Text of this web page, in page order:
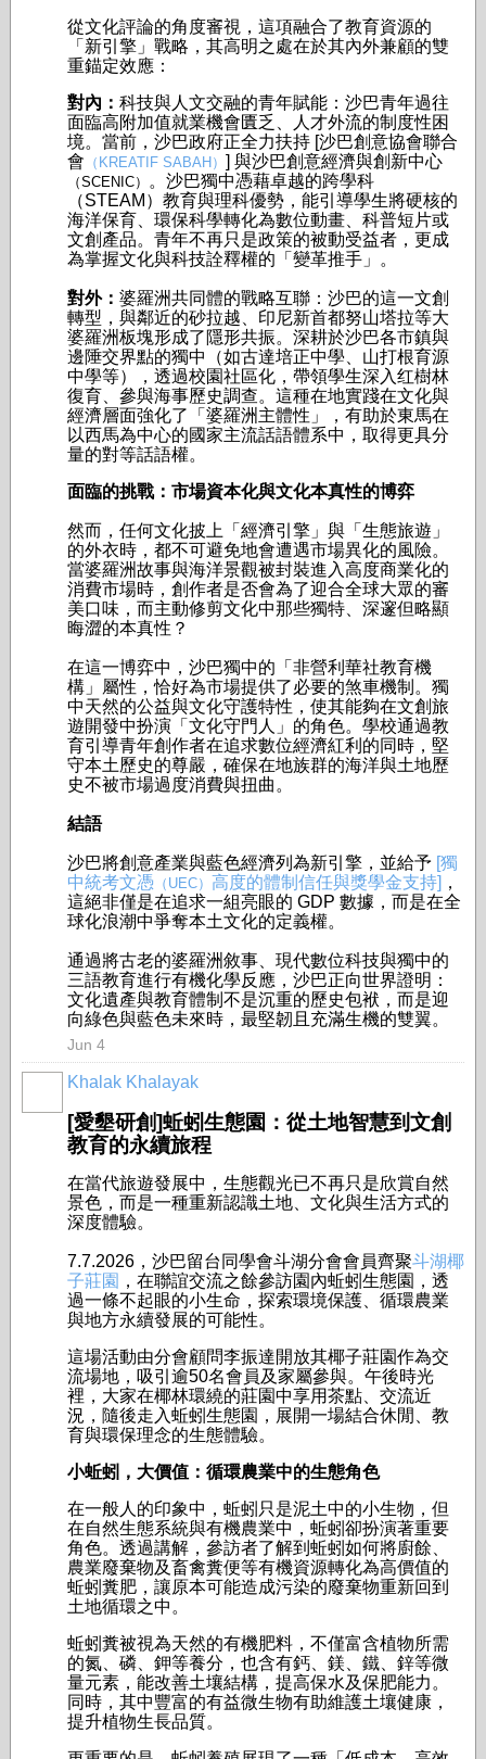
從文化評論的角度審視，這項融合了教育資源的
「新引擎」戰略，其高明之處在於其內外兼顧的雙
重錨定效應：
對內： 科技與人文交融的青年賦能：沙巴青年過往
面臨高附加值就業機會匱乏、人才外流的制度性困
境。當前，沙巴政府正全力扶持 [沙巴創意協會聯合
會 （KREATIF SABAH） ] 與沙巴創意經濟與創新中心
（SCENIC）
。沙巴獨中憑藉卓越的跨學科
（STEAM）教育與理科優勢，能引導學生將硬核的
海洋保育、環保科學轉化為數位動畫、科普短片或
文創產品。青年不再只是政策的被動受益者，更成
為掌握文化與科技詮釋權的「變革推手」。
對外： 婆羅洲共同體的戰略互聯：沙巴的這一文創
轉型，與鄰近的砂拉越、印尼新首都努山塔拉等大
婆羅洲板塊形成了隱形共振。深耕於沙巴各市鎮與
邊陲交界點的獨中（如古達培正中學、山打根育源
中學等），透過校園社區化，帶領學生深入红樹林
復育、參與海事歷史調查。這種在地實踐在文化與
經濟層面強化了「婆羅洲主體性」，有助於東馬在
以西馬為中心的國家主流話語體系中，取得更具分
量的對等話語權。
面臨的挑戰：市場資本化與文化本真性的博弈
然而，任何文化披上「經濟引擎」與「生態旅遊」
的外衣時，都不可避免地會遭遇市場異化的風險。
當婆羅洲故事與海洋景觀被封裝進入高度商業化的
消費市場時，創作者是否會為了迎合全球大眾的審
美口味，而主動修剪文化中那些獨特、深邃但略顯
晦澀的本真性？
在這一博弈中，沙巴獨中的「非營利華社教育機
構」屬性，恰好為市場提供了必要的煞車機制。獨
中天然的公益與文化守護特性，使其能夠在文創旅
遊開發中扮演「文化守門人」的角色。學校通過教
育引導青年創作者在追求數位經濟紅利的同時，堅
守本土歷史的尊嚴，確保在地族群的海洋與土地歷
史不被市場過度消費與扭曲。
結語
沙巴將創意產業與藍色經濟列為新引擎，並給予 [獨
中統考文憑 （UEC） 高度的體制信任與獎學金支持] ，
這絕非僅是在追求一組亮眼的 GDP 數據，而是在全
球化浪潮中爭奪本土文化的定義權。
通過將古老的婆羅洲敘事、現代數位科技與獨中的
三語教育進行有機化學反應，沙巴正向世界證明：
文化遺產與教育體制不是沉重的歷史包袱，而是迎
向綠色與藍色未來時，最堅韌且充滿生機的雙翼。
Jun 4
Khalak Khalayak
[愛墾研創]蚯蚓生態園：從土地智慧到文創
教育的永續旅程
在當代旅遊發展中，生態觀光已不再只是欣賞自然
景色，而是一種重新認識土地、文化與生活方式的
深度體驗。
7.7.2026，沙巴留台同學會斗湖分會會員齊聚斗湖椰
子莊園 ，在聯誼交流之餘參訪園內蚯蚓生態園，透
過一條不起眼的小生命，探索環境保護、循環農業
與地方永續發展的可能性。
這場活動由分會顧問李振達開放其椰子莊園作為交
流場地，吸引逾50名會員及家屬參與。午後時光
裡，大家在椰林環繞的莊園中享用茶點、交流近
況，隨後走入蚯蚓生態園，展開一場結合休閒、教
育與環保理念的生態體驗。
小蚯蚓，大價值：循環農業中的生態角色
在一般人的印象中，蚯蚓只是泥土中的小生物，但
在自然生態系統與有機農業中，蚯蚓卻扮演著重要
角色。透過講解，參訪者了解到蚯蚓如何將廚餘、
農業廢棄物及畜禽糞便等有機資源轉化為高價值的
蚯蚓糞肥，讓原本可能造成污染的廢棄物重新回到
土地循環之中。
蚯蚓糞被視為天然的有機肥料，不僅富含植物所需
的氮、磷、鉀等養分，也含有鈣、鎂、鐵、鋅等微
量元素，能改善土壤結構，提高保水及保肥能力。
同時，其中豐富的有益微生物有助維護土壤健康，
提升植物生長品質。